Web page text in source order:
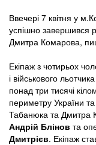
Ввечері 7 квітня у
успішно завершився
Дмитра Комарова,
Екіпаж з чотирьох
і військового льотчика
понад три тисячі
периметру України
Табанюка та Дмитра
Андрій Блінов та
Дмитрієв. Екіпаж